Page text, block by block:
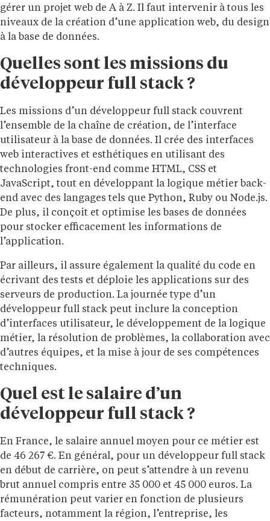
gérer un projet web de A à Z. Il faut intervenir à tous les
niveaux de la création d’une application web, du design
à la base de données.
Quelles sont les missions du
développeur full stack ?
Les missions d’un développeur full stack couvrent
l’ensemble de la chaîne de création, de l’interface
utilisateur à la base de données. Il crée des interfaces
web interactives et esthétiques en utilisant des
technologies front-end comme HTML, CSS et
JavaScript, tout en développant la logique métier back-
end avec des langages tels que Python, Ruby ou Node.js.
De plus, il conçoit et optimise les bases de données
pour stocker efficacement les informations de
l’application.
Par ailleurs, il assure également la qualité du code en
écrivant des tests et déploie les applications sur des
serveurs de production. La journée type d’un
développeur full stack peut inclure la conception
d’interfaces utilisateur, le développement de la logique
métier, la résolution de problèmes, la collaboration avec
d’autres équipes, et la mise à jour de ses compétences
techniques.
Quel est le salaire d’un
développeur full stack ?
En France, le salaire annuel moyen pour ce métier est
de 46 267 €. En général, pour un développeur full stack
en début de carrière, on peut s’attendre à un revenu
brut annuel compris entre 35 000 et 45 000 euros. La
rémunération peut varier en fonction de plusieurs
facteurs, notamment la région, l’entreprise, les